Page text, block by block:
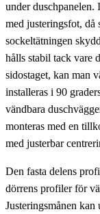
under
med justeringsfot,
sockeltätningen
hålls stabil tack vare
sidostaget, kan man
installeras i 90
vändbara
monteras med en
med justerbar
Den fasta delens
dörrens profiler för
Justeringsmånen